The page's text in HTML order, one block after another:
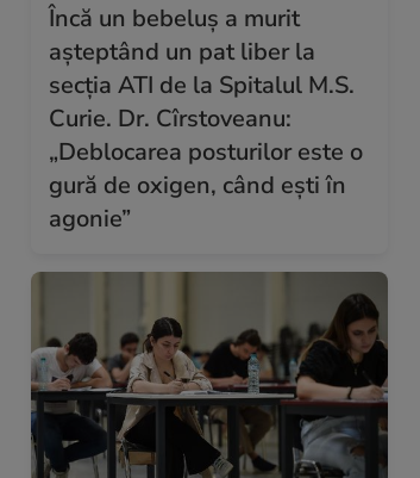
Încă un bebeluș a murit
așteptând un pat liber la
secția ATI de la Spitalul M.S.
Curie. Dr. Cîrstoveanu:
„Deblocarea posturilor este o
gură de oxigen, când ești în
agonie”